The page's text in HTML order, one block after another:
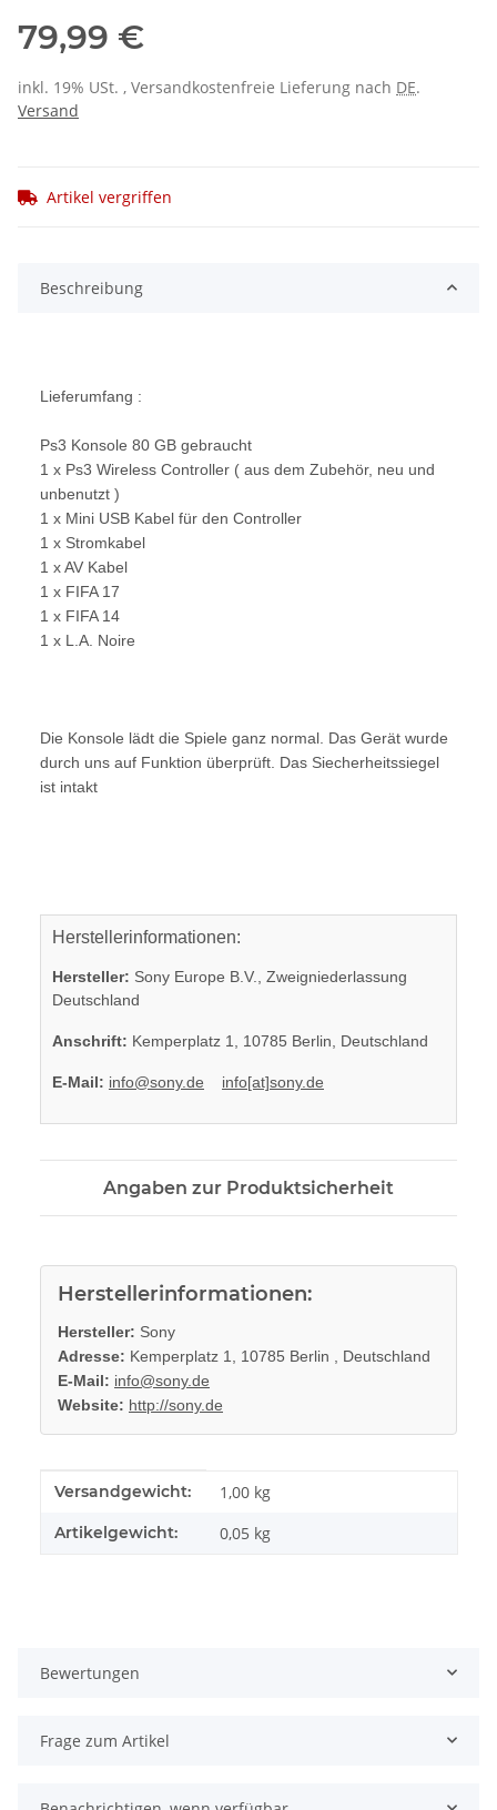
79,99 €
inkl. 19% USt. , Versandkostenfreie Lieferung nach DE.
Versand
Artikel vergriffen
Beschreibung
Lieferumfang :
Ps3 Konsole 80 GB gebraucht
1 x Ps3 Wireless Controller ( aus dem Zubehör, neu und
unbenutzt )
1 x Mini USB Kabel für den Controller
1 x Stromkabel
1 x AV Kabel
1 x FIFA 17
1 x FIFA 14
1 x L.A. Noire
Die Konsole lädt die Spiele ganz normal. Das Gerät wurde
durch uns auf Funktion überprüft. Das Siecherheitssiegel
ist intakt
Herstellerinformationen:
Hersteller: Sony Europe B.V., Zweigniederlassung
Deutschland
Anschrift: Kemperplatz 1, 10785 Berlin, Deutschland
E-Mail: info@sony.de info[at]sony.de
Angaben zur Produktsicherheit
Herstellerinformationen:
Hersteller: Sony
Adresse: Kemperplatz 1, 10785 Berlin , Deutschland
E-Mail: info@sony.de
Website: http://sony.de
Produkteigenschaft
Wert
Versandgewicht: 1,00 kg
Artikelgewicht: 0,05 kg
Bewertungen
Frage zum Artikel